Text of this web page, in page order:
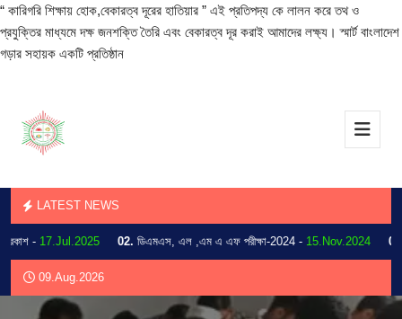
“ কারিগরি শিক্ষায় হোক,বেকারত্ব দূরের হাতিয়ার ” এই প্রতিপদ্য কে লালন করে তথ ও
প্রযুক্তির মাধ্যমে দক্ষ জনশক্তি তৈরি এবং বেকারত্ব দূর করাই আমাদের লক্ষ্য। স্মার্ট বাংলাদেশ
গড়ার সহায়ক একটি প্রতিষ্ঠান
LATEST NEWS
-17.Jul.2025 02. ডিএমএস, এল ,এম এ এফ পরীক্ষা-2024 -15.Nov.2024 03.
09.Aug.2026